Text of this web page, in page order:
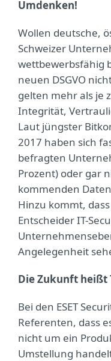
Umdenken!
Wollen deutsche,
Schweizer
wettbewerbsfähig
neuen DSGVO
gelten mehr als je
Integrität,
Laut jüngster
2017 haben sich
befragten
Prozent) oder gar
kommenden
Hinzu kommt,
Entscheider IT-
Angelegenheit
Die Zukunft heißt
Bei den ESET
Referenten, dass
nicht um ein
Umstellung